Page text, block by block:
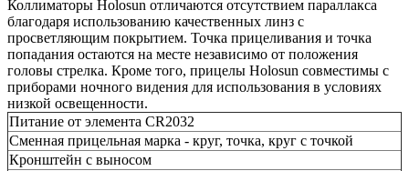
Коллиматоры Holosun отличаются отсутствием параллакса
благодаря использованию качественных линз с
просветляющим покрытием. Точка прицеливания и точка
попадания остаются на месте независимо от положения
головы стрелка. Кроме того, прицелы Holosun совместимы с
приборами ночного видения для использования в условиях
низкой освещенности.
Питание от элемента CR2032
Сменная прицельная марка - круг, точка, круг с точкой
Кронштейн с выносом